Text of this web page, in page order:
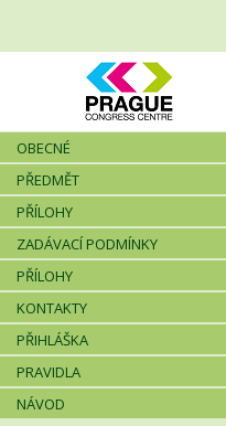
OBECNÉ
PŘEDMĚT
PŘÍLOHY
ZADÁVACÍ PODMÍNKY
PŘÍLOHY
KONTAKTY
PŘIHLÁŠKA
PRAVIDLA
NÁVOD